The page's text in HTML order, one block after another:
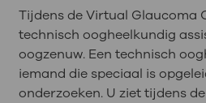
Tijdens de Virtual Glaucoma
technisch oogheelkundig
oogzenuw. Een technisch
iemand die speciaal is
onderzoeken. U ziet tijdens